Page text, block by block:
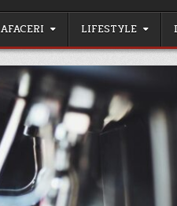
AFACERI LIFESTYLE